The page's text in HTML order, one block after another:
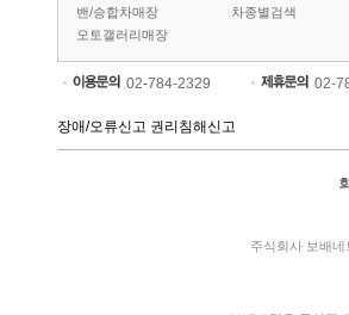
밴/승합차매장
오토갤러리매장
차종별검색
02-784-2329 02-
장애/오류신고 권리침해신고
주식회사 보배네